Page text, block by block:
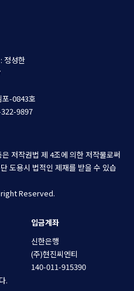
정성한
포-0843호
9897
저작권법 제 4조에 의한 저작물로써
도용시 법적인 제재를 받을 수 있습
right Reserved.
.
입금계좌
신한은행
(주)현진씨엔티
140-011-915390